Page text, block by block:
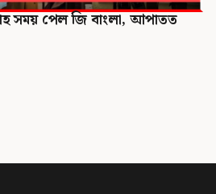
সময় পেল জি বাংলা, আপাতত